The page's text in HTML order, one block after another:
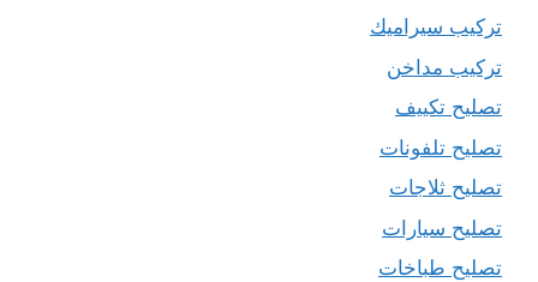
تركيب سيراميك
تركيب مداخن
تصليح تكييف
تصليح تلفونات
تصليح ثلاجات
تصليح سيارات
تصليح طباخات